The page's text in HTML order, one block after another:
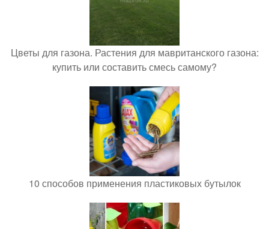
Цветы для газона. Растения для мавританского газона:
купить или составить смесь самому?
10 способов применения пластиковых бутылок